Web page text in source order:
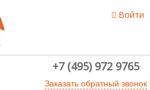
Войти
+7 (495) 972 9765
Заказать обратный звонок